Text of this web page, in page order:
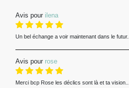
Avis pour ilena
Un bel échange a voir maintenant dans le futur...
Avis pour rose
Merci bcp Rose les déclics sont là et ta vision...